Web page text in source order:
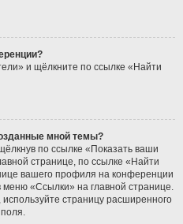
и щёлкните по ссылке «Найти
мной темы?
по ссылке «Показать ваши
странице, по ссылке «Найти
вашего профиля на конференции
«Ссылки» на главной странице.
страницу расширенного